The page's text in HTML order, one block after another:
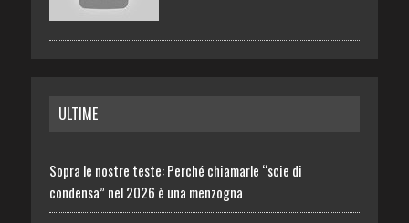
ULTIME
Sopra le nostre teste: Perché chiamarle “scie di
condensa” nel 2026 è una menzogna